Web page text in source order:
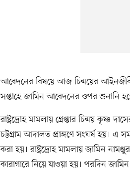
আবেদনের বিষয়ে আজ চিন্ময়ের
সপ্তাহে জামিন আবেদনের ওপর শুনানি
রাষ্ট্রদ্রোহ মামলায় গ্রেপ্তার চিন্ময় কৃষ্ণ
চট্টগ্রাম আদালত প্রাঙ্গণে সংঘর্ষ হয়।
করা হয়। রাষ্ট্রদ্রোহ মামলায় জামিন
কারাগারে নিয়ে যাওয়া হয়। পরদিন